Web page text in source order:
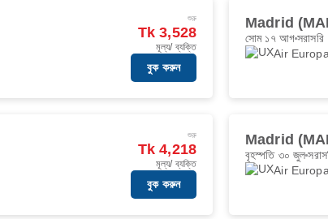
শুরু
Tk 3,528
মূল্য/ ব্যক্তি
বুক করুন
Madrid
সোম ১৭ আগসরাসরি
Air Europa
শুরু
Tk 4,218
মূল্য/ ব্যক্তি
বুক করুন
Madrid
বৃহস্পতি ৩০ জুল
Air Europa